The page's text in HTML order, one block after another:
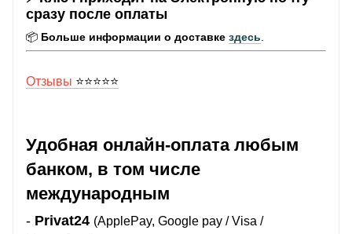
сразу после оплаты
📦 Больше информации о доставке здесь.
Отзывы ⭐️⭐️⭐️⭐️⭐️
Удобная онлайн-оплата любым
банком, в том числе
международным
- Privat24 (ApplePay, Google pay / Visa /